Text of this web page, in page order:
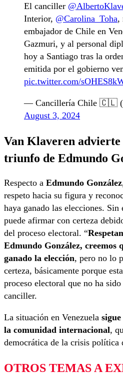
El canciller
Interior, @Carolina_Toha,
embajador de Chile en
Gazmuri, y al personal
hoy a Santiago tras la
emitida por el gobierno
pic.twitter.com/
— Cancillería Chile 🇨🇱
August 3, 2024
Van Klaveren advierte
triunfo de Edmundo
Respecto a Edmundo González
respeto hacia su figura y
haya ganado las elecciones.
puede afirmar con certeza
del proceso electoral. “
Edmundo González, creemos
ganado la elección, pero no lo
certeza, básicamente porque
proceso electoral que no ha
canciller.
La situación en Venezuela
la comunidad internacional,
democrática de la crisis política
OTROS TEMAS A